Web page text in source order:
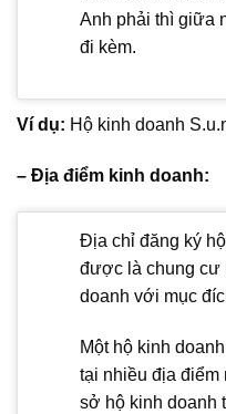
Anh phải thì giữa
đi kèm.
Ví dụ: Hộ kinh doanh
– Địa điểm kinh doanh:
Địa chỉ đăng ký
được là chung cư
doanh với mục
Một hộ kinh
tại nhiều địa
sở hộ kinh doanh